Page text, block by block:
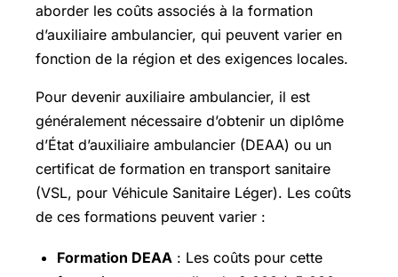
aborder les coûts associés à la formation
d’auxiliaire ambulancier, qui peuvent varier en
fonction de la région et des exigences locales.
Pour devenir auxiliaire ambulancier, il est
généralement nécessaire d’obtenir un diplôme
d’État d’auxiliaire ambulancier (DEAA) ou un
certificat de formation en transport sanitaire
(VSL, pour Véhicule Sanitaire Léger). Les coûts
de ces formations peuvent varier :
Formation DEAA : Les coûts pour cette